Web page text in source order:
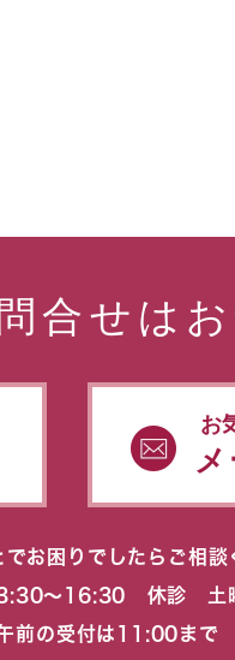
合せは
お
お困りでしたらご相談
〜16:30 休診 土曜
前の受付は11:00まで